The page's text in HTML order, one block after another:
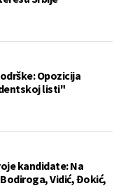
Opozicija
listi"
kandidate: Na
Vidić, Đokić,